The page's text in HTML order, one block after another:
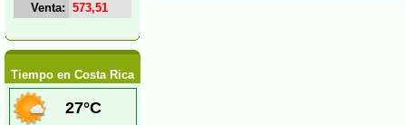
Venta: 573,51
Tiempo en Costa Rica